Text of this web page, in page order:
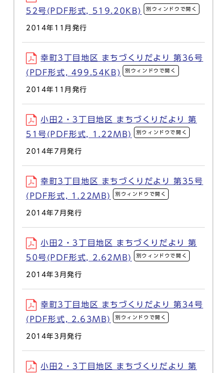
52号(PDF形式, 519.20KB) 別ウィンドウで開く
2014年11月発行
幸町3丁目地区 まちづくりだより 第36号
(PDF形式, 499.54KB)
別ウィンドウで開く
2014年11月発行
小田2・3丁目地区 まちづくりだより 第
51号(PDF形式, 1.22MB)
別ウィンドウで開く
2014年7月発行
幸町3丁目地区 まちづくりだより 第35号
(PDF形式, 1.22MB)
別ウィンドウで開く
2014年7月発行
小田2・3丁目地区 まちづくりだより 第
50号(PDF形式, 2.62MB)
別ウィンドウで開く
2014年3月発行
幸町3丁目地区 まちづくりだより 第34号
(PDF形式, 2.63MB)
別ウィンドウで開く
2014年3月発行
小田2・3丁目地区 まちづくりだより 第